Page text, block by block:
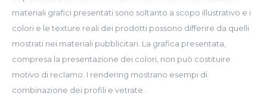
materiali grafici presentati sono soltanto a scopo illustrativo e i
colori e le texture reali dei prodotti possono differire da quelli
mostrati nei materiali pubblicitari. La grafica presentata,
compresa la presentazione dei colori, non può costituire
motivo di reclamo. I rendering mostrano esempi di
combinazione dei profili e vetrate.